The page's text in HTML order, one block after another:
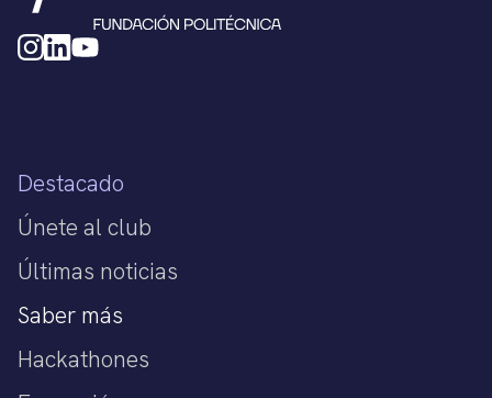
Destacado
Únete al club
Últimas noticias
Saber más
Hackathones